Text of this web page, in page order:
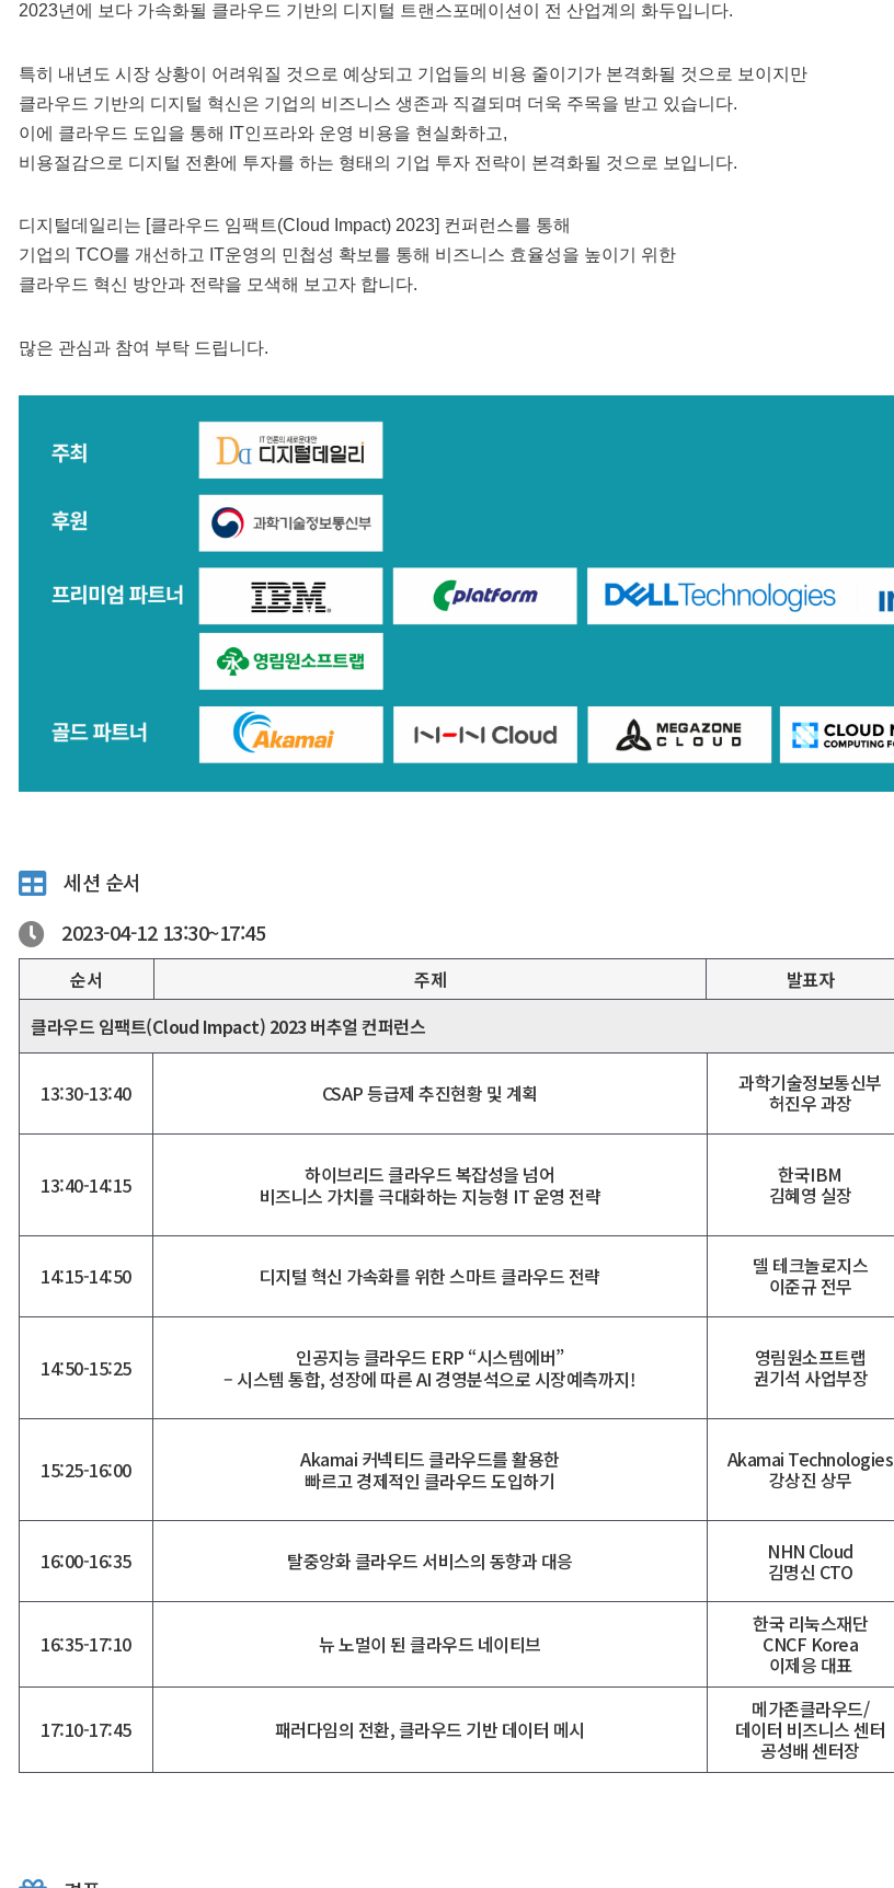
2023년에 보다 가속화될 클라우드 기반의 디지털 트랜스포메이션이 전 산업계의 화두입니다.
특히 내년도 시장 상황이 어려워질 것으로 예상되고 기업들의 비용 줄이기가 본격화될 것으로 보이지만
클라우드 기반의 디지털 혁신은 기업의 비즈니스 생존과 직결되며 더욱 주목을 받고 있습니다.
이에 클라우드 도입을 통해 IT인프라와 운영 비용을 현실화하고,
비용절감으로 디지털 전환에 투자를 하는 형태의 기업 투자 전략이 본격화될 것으로 보입니다.
디지털데일리는 [클라우드 임팩트(Cloud Impact) 2023] 컨퍼런스를 통해
기업의 TCO를 개선하고 IT운영의 민첩성 확보를 통해 비즈니스 효율성을 높이기 위한
클라우드 혁신 방안과 전략을 모색해 보고자 합니다.
많은 관심과 참여 부탁 드립니다.
세션 순서
2023-04-12 13:30~17:45
순서 주제 발표자
클라우드 임팩트(Cloud Impact) 2023 버추얼 컨퍼런스
13:30-13:40 CSAP 등급제 추진현황 및 계획 과학기술정보통신부
허진우 과장
13:40-14:15
하이브리드 클라우드 복잡성을 넘어
비즈니스 가치를 극대화하는 지능형 IT 운영 전략
한국IBM
김혜영 실장
14:15-14:50 디지털 혁신 가속화를 위한 스마트 클라우드 전략 델 테크놀로지스
이준규 전무
14:50-15:25
인공지능 클라우드 ERP “시스템에버”
– 시스템 통합, 성장에 따른 AI 경영분석으로 시장예측까지!
영림원소프트랩
권기석 사업부장
15:25-16:00
Akamai 커넥티드 클라우드를 활용한
빠르고 경제적인 클라우드 도입하기
Akamai Technologies
강상진 상무
16:00-16:35 탈중앙화 클라우드 서비스의 동향과 대응 NHN Cloud
김명신 CTO
16:35-17:10 뉴 노멀이 된 클라우드 네이티브
한국 리눅스재단
CNCF Korea
이제응 대표
17:10-17:45 패러다임의 전환, 클라우드 기반 데이터 메시
메가존클라우드/
데이터 비즈니스 센터
공성배 센터장